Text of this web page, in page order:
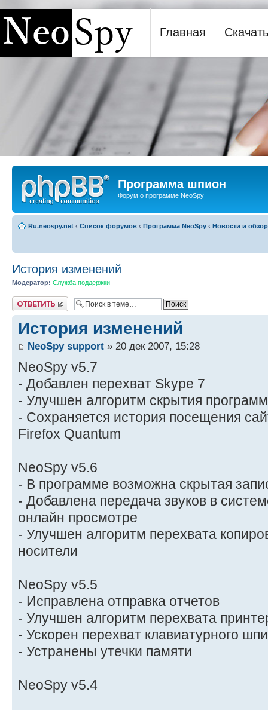
Программа шпион NeoSpy
Главная Скачать
Программа шпион
Форум о программе NeoSpy
Ru.neospy.net ‹ Список форумов ‹ Программа NeoSpy ‹ Новости и
История изменений
Модератор: Служба поддержки
Ответить
История изменений
NeoSpy support » 20 дек 2007, 15:28
NeoSpy v5.7
- Добавлен перехват Skype 7
- Улучшен алгоритм скрытия
- Сохраняется история посещения
Firefox Quantum
NeoSpy v5.6
- В программе возможна скрытая
- Добавлена передача звуков в
онлайн просмотре
- Улучшен алгоритм перехвата
носители
NeoSpy v5.5
- Исправлена отправка отчетов
- Улучшен алгоритм перехвата
- Ускорен перехват клавиатурного
- Устранены утечки памяти
NeoSpy v5.4